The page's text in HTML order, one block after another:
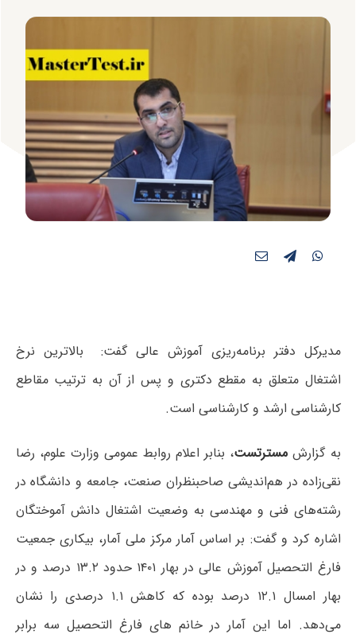
مدیرکل دفتر برنامه‌ریزی آموزش عالی گفت: بالاترین نرخ
اشتغال متعلق به مقطع دکتری و پس از آن به ترتیب مقاطع
کارشناسی ارشد و کارشناسی است‌.
به گزارش مسترتست، بنابر اعلام روابط عمومی وزارت علوم، رضا
نقی‌زاده در هم‌اندیشی صاحبنظران صنعت، جامعه و دانشگاه در
رشته‌های فنی و مهندسی به وضعیت اشتغال دانش آموختگان
اشاره کرد و گفت: بر اساس آمار مرکز ملی آمار، بیکاری جمعیت
فارغ التحصیل آموزش عالی در بهار ۱۴۰۱ حدود ۱۳.۲ درصد و در
بهار امسال ۱۲.۱ درصد بوده که کاهش ۱.۱ درصدی را نشان
می‌دهد. اما این آمار در خانم های فارغ التحصیل سه برابر